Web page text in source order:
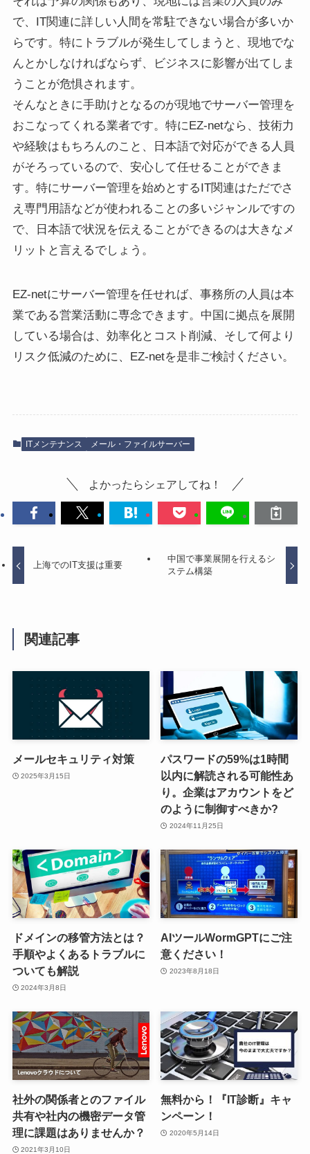
で、IT関連に詳しい人間を常駐できない場合が多いか
らです。特にトラブルが発生してしまうと、現地でな
んとかしなければならず、ビジネスに影響が出てしま
うことが危惧されます。
そんなときに手助けとなるのが現地でサーバー管理を
おこなってくれる業者です。特にEZ-netなら、技術力
や経験はもちろんのこと、日本語で対応ができる人員
がそろっているので、安心して任せることができま
す。特にサーバー管理を始めとするIT関連はただでさ
え専門用語などが使われることの多いジャンルですの
で、日本語で状況を伝えることができるのは大きなメ
リットと言えるでしょう。
EZ-netにサーバー管理を任せれば、事務所の人員は本
業である営業活動に専念できます。中国に拠点を展開
している場合は、効率化とコスト削減、そして何より
リスク低減のために、EZ-netを是非ご検討ください。
ITメンテナンス メール・ファイルサーバー
よかったらシェアしてね！
上海でのIT支援は重要
中国で事業展開を行えるシ
ステム構築
関連記事
メールセキュリティ対策
2025年3月15日
パスワードの59%は1時間
以内に解読される可能性あ
り。企業はアカウントをど
のように制御すべきか?
2024年11月25日
ドメインの移管方法とは？
手順やよくあるトラブルに
ついても解説
2024年3月8日
AIツールWormGPTにご注
意ください！
2023年8月18日
社外の関係者とのファイル
共有や社内の機密データ管
理に課題はありませんか？
2021年3月10日
無料から！『IT診断』キャ
ンペーン！
2020年5月14日